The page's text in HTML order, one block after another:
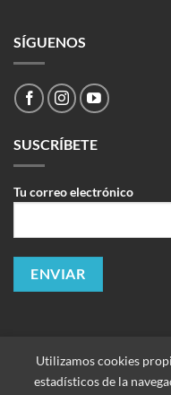
SÍGUENOS
SUSCRÍBETE
Tu correo electrónico
Utilizamos cookies
estadísticos de la